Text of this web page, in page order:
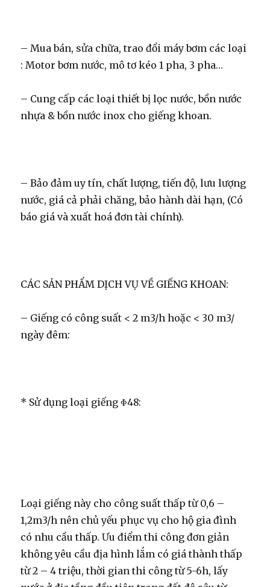
– Mua bán, sửa chữa, trao đổi máy bơm các loại
: Motor bơm nước, mô tơ kéo 1 pha, 3 pha…
– Cung cấp các loại thiết bị lọc nước, bồn nước
nhựa & bồn nước inox cho giếng khoan.
– Bảo đảm uy tín, chất lượng, tiến độ, lưu lượng
nước, giá cả phải chăng, bảo hành dài hạn, (Có
báo giá và xuất hoá đơn tài chính).
CÁC SẢN PHẨM DỊCH VỤ VỀ GIẾNG KHOAN:
– Giếng có công suất < 2 m3/h hoặc < 30 m3/
ngày đêm:
* Sử dụng loại giếng Φ48:
Loại giếng này cho công suất thấp từ 0,6 –
1,2m3/h nên chủ yếu phục vụ cho hộ gia đình
có nhu cầu thấp. Ưu điểm thi công đơn giản
không yêu cầu địa hình lắm có giá thành thấp
từ 2 – 4 triệu, thời gian thi công từ 5-6h, lấy